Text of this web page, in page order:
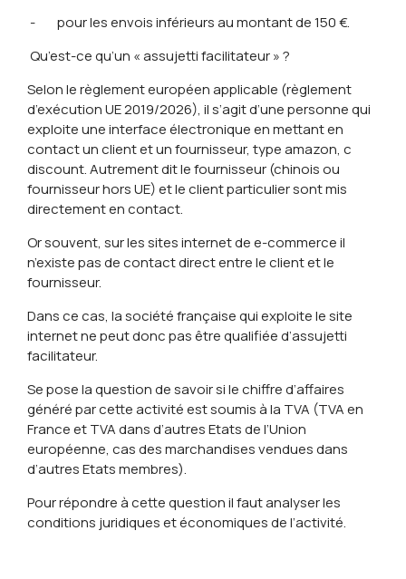
- pour les envois inférieurs au montant de 150 €.
Qu’est-ce qu’un « assujetti facilitateur » ?
Selon le règlement européen applicable (règlement
d’exécution UE 2019/2026), il s’agit d’une personne qui
exploite une interface électronique en mettant en
contact un client et un fournisseur, type amazon, c
discount. Autrement dit le fournisseur (chinois ou
fournisseur hors UE) et le client particulier sont mis
directement en contact.
Or souvent, sur les sites internet de e-commerce il
n’existe pas de contact direct entre le client et le
fournisseur.
Dans ce cas, la société française qui exploite le site
internet ne peut donc pas être qualifiée d’assujetti
facilitateur.
Se pose la question de savoir si le chiffre d’affaires
généré par cette activité est soumis à la TVA (TVA en
France et TVA dans d’autres Etats de l’Union
européenne, cas des marchandises vendues dans
d’autres Etats membres).
Pour répondre à cette question il faut analyser les
conditions juridiques et économiques de l’activité.